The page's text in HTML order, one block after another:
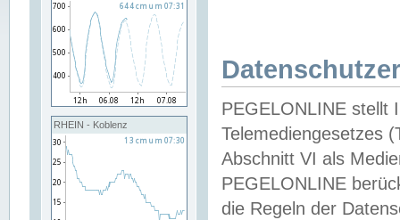
RHEIN - Koblenz
PEGELONLINE stellt
Telemediengesetzes
Abschnitt VI als
PEGELONLINE
die Regeln der